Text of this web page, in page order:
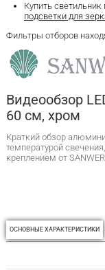
Купить
подсветки для
Фильтры отборов
Видеообзор
60 см, хром
Краткий обзор
температурой
креплением от
ОСНОВНЫЕ ХАРАКТЕРИСТИКИ